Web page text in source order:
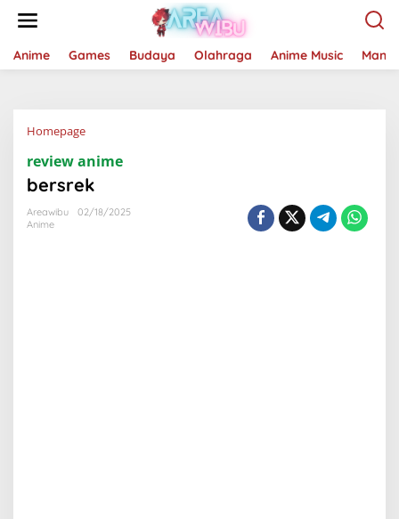
Anime Games Budaya Olahraga Anime Music
HomepageLampiran
review anime
bersrek
Areawibu
02/18/2025
Anime